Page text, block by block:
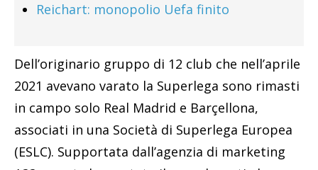
Reichart: monopolio Uefa finito
Dell’originario gruppo di 12 club che nell’aprile
2021 avevano varato la Superlega sono rimasti
in campo solo Real Madrid e Barçellona,
associati in una Società di Superlega Europea
(ESLC). Supportata dall’agenzia di marketing